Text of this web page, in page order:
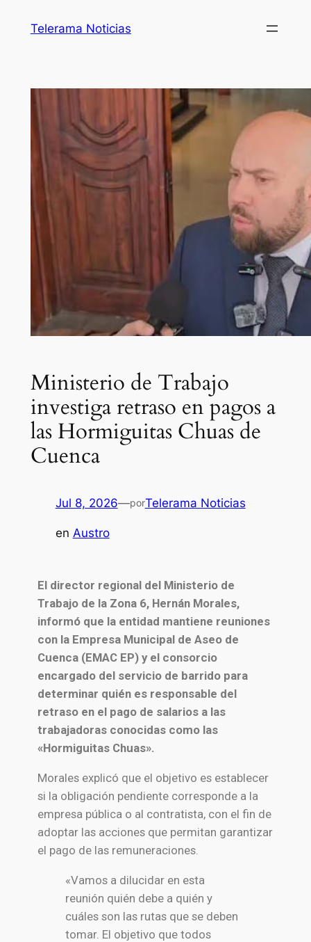
Telerama Noticias
Ministerio de Trabajo
investiga retraso en pagos a
las Hormiguitas Chuas de
Cuenca
Jul 8, 2026—porTelerama Noticias
en Austro
El director regional del Ministerio de
Trabajo de la Zona 6, Hernán Morales,
informó que la entidad mantiene reuniones
con la Empresa Municipal de Aseo de
Cuenca (EMAC EP) y el consorcio
encargado del servicio de barrido para
determinar quién es responsable del
retraso en el pago de salarios a las
trabajadoras conocidas como las
«Hormiguitas Chuas».
Morales explicó que el objetivo es establecer
si la obligación pendiente corresponde a la
empresa pública o al contratista, con el fin de
adoptar las acciones que permitan garantizar
el pago de las remuneraciones.
«Vamos a dilucidar en esta
reunión quién debe a quién y
cuáles son las rutas que se deben
tomar. El objetivo que todos